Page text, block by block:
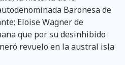
Baronesa de
Eloise Wagner de
que por su desinhibido
revuelo en la austral isla